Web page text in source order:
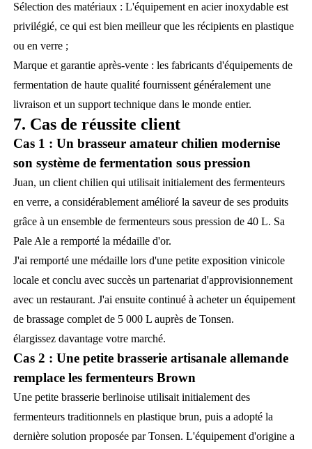
Sélection des matériaux : L'équipement en acier inoxydable est
privilégié, ce qui est bien meilleur que les récipients en plastique
ou en verre ;
Marque et garantie après-vente : les fabricants d'équipements de
fermentation de haute qualité fournissent généralement une
livraison et un support technique dans le monde entier.
7. Cas de réussite client
Cas 1 : Un brasseur amateur chilien modernise
son système de fermentation sous pression
Juan, un client chilien qui utilisait initialement des fermenteurs
en verre, a considérablement amélioré la saveur de ses produits
grâce à un ensemble de fermenteurs sous pression de 40 L. Sa
Pale Ale a remporté la médaille d'or.
J'ai remporté une médaille lors d'une petite exposition vinicole
locale et conclu avec succès un partenariat d'approvisionnement
avec un restaurant. J'ai ensuite continué à acheter un équipement
de brassage complet de 5 000 L auprès de Tonsen.
élargissez davantage votre marché.
Cas 2 : Une petite brasserie artisanale allemande
remplace les fermenteurs Brown
Une petite brasserie berlinoise utilisait initialement des
fermenteurs traditionnels en plastique brun, puis a adopté la
dernière solution proposée par Tonsen. L'équipement d'origine a